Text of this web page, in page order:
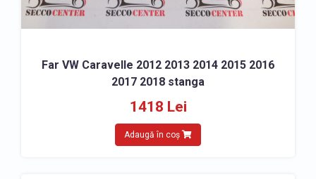
Far VW Caravelle 2012 2013 2014 2015 2016
2017 2018 stanga
1418 Lei
Adaugă în coș